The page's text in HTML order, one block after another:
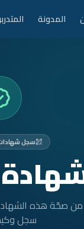
المدونة
سجل
صحّة هذه
سجل